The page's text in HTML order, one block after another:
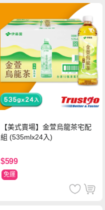
【美式賣場】金萱烏龍茶宅配
組 (535mlx24入)
$599
免運